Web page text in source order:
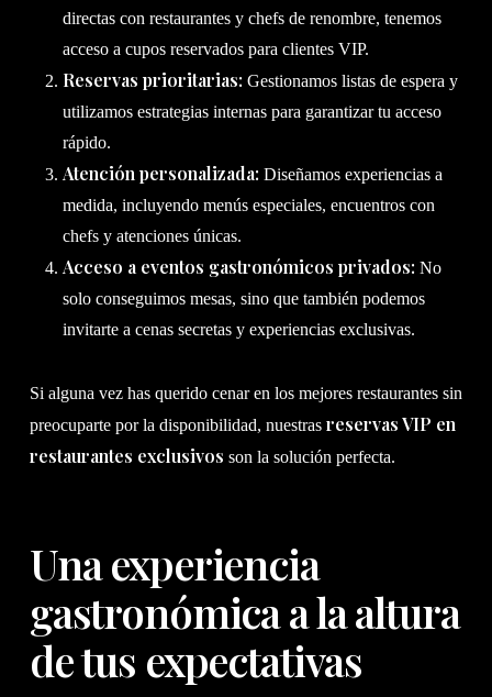
directas con restaurantes y chefs de renombre, tenemos
acceso a cupos reservados para clientes VIP.
Reservas prioritarias: Gestionamos listas de espera y
utilizamos estrategias internas para garantizar tu acceso
rápido.
Atención personalizada: Diseñamos experiencias a
medida, incluyendo menús especiales, encuentros con
chefs y atenciones únicas.
Acceso a eventos gastronómicos privados: No
solo conseguimos mesas, sino que también podemos
invitarte a cenas secretas y experiencias exclusivas.
Si alguna vez has querido cenar en los mejores restaurantes sin
preocuparte por la disponibilidad, nuestras reservas VIP en
restaurantes exclusivos son la solución perfecta.
Una experiencia
gastronómica a la altura
de tus expectativas